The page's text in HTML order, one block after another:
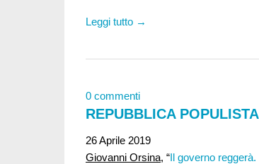
Leggi tutto →
0 commenti
REPUBBLICA
26 Aprile 2019
Giovanni Orsina, “Il governo